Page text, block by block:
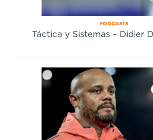
PODCASTS
Táctica y Sistemas – Didier